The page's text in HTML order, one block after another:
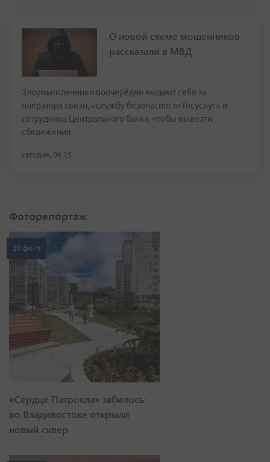
О новой схеме мошенников
рассказали в МВД
Злоумышленники поочерёдно выдают себя за
оператора связи, «службу безопасности Госуслуг» и
сотрудника Центрального банка, чтобы вывезти
сбережения
сегодня, 04:25
Фоторепортаж
20 фото
«Сердце Патрокла» забилось:
во Владивостоке открыли
новый сквер